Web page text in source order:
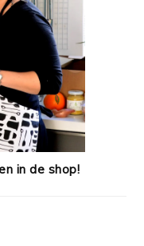
in de shop!